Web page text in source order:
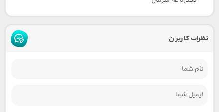
نظرات کاربران